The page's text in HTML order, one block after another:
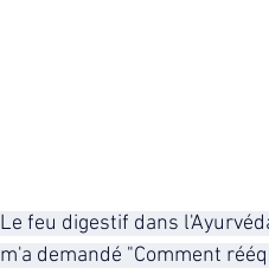
Le feu digestif dans
m'a demandé "Comment